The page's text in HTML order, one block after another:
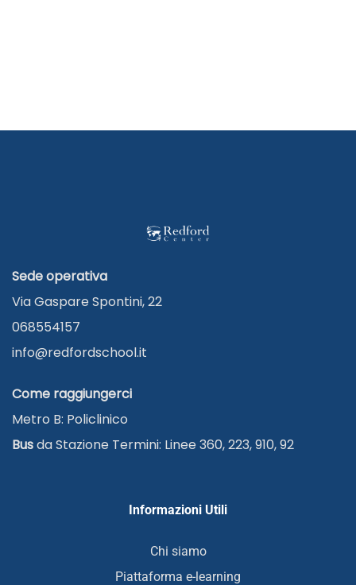
Sede operativa
Via Gaspare Spontini, 22
068554157
info@redfordschool.it
Come raggiungerci
Metro B: Policlinico
Busda Stazione Termini: Linee 360, 223, 910, 92
Informazioni Utili
Chi siamo
Piattaforma e-learning